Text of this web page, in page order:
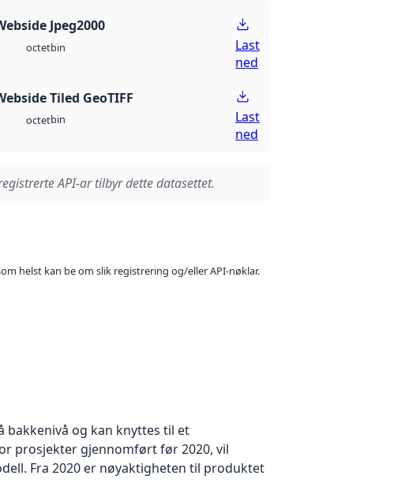
Jpeg2000
octetbin
Last
ned
Tiled GeoTIFF
octetbin
Last
ned
API-ar tilbyr dette datasettet.
helst kan be om slik registrering og/eller API-nøklar.
og kan knyttes til et
prosjekter gjennomført før 2020, vil
Fra 2020 er nøyaktigheten til produktet